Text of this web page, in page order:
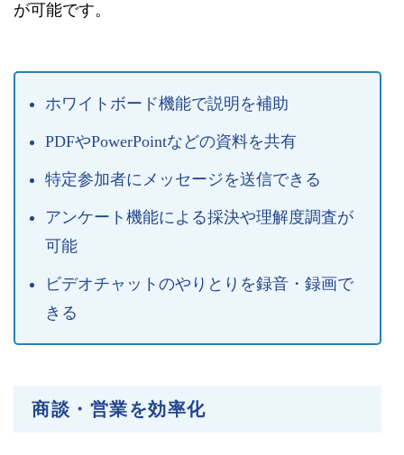
が可能です。
ホワイトボード機能で説明を補助
PDFやPowerPointなどの資料を共有
特定参加者にメッセージを送信できる
アンケート機能による採決や理解度調査が
可能
ビデオチャットのやりとりを録音・録画で
きる
商談・営業を効率化